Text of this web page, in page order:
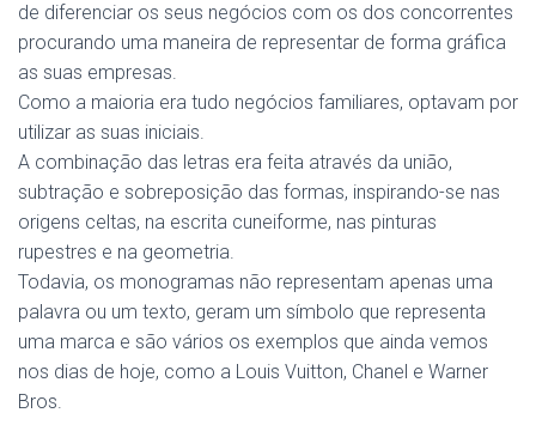
de diferenciar os seus negócios com os dos concorrentes
procurando uma maneira de representar de forma gráfica
as suas empresas.
Como a maioria era tudo negócios familiares, optavam por
utilizar as suas iniciais.
A combinação das letras era feita através da união,
subtração e sobreposição das formas, inspirando-se nas
origens celtas, na escrita cuneiforme, nas pinturas
rupestres e na geometria.
Todavia, os monogramas não representam apenas uma
palavra ou um texto, geram um símbolo que representa
uma marca e são vários os exemplos que ainda vemos
nos dias de hoje, como a Louis Vuitton, Chanel e Warner
Bros.